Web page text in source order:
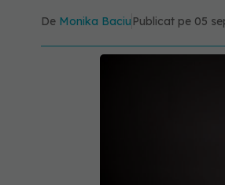
De Monika Baciu Publicat pe 05